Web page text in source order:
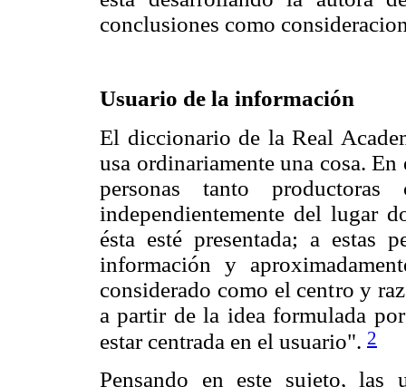
conclusiones como
Usuario de la información
El diccionario de la Real
usa ordinariamente una cosa.
personas tanto productoras
independientemente del lugar
ésta esté presentada; a estas
información y
considerado como el centro y
a partir de la idea formulada
estar centrada en el usuario". 2
Pensando en este sujeto, las